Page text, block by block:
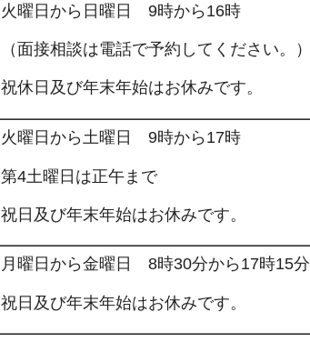
火曜日から日曜日 9時から16時
（面接相談は電話で予約してください。）
祝休日及び年末年始はお休みです。
火曜日から土曜日 9時から17時
第4土曜日は正午まで
祝日及び年末年始はお休みです。
月曜日から金曜日 8時30分から17時15分
祝日及び年末年始はお休みです。